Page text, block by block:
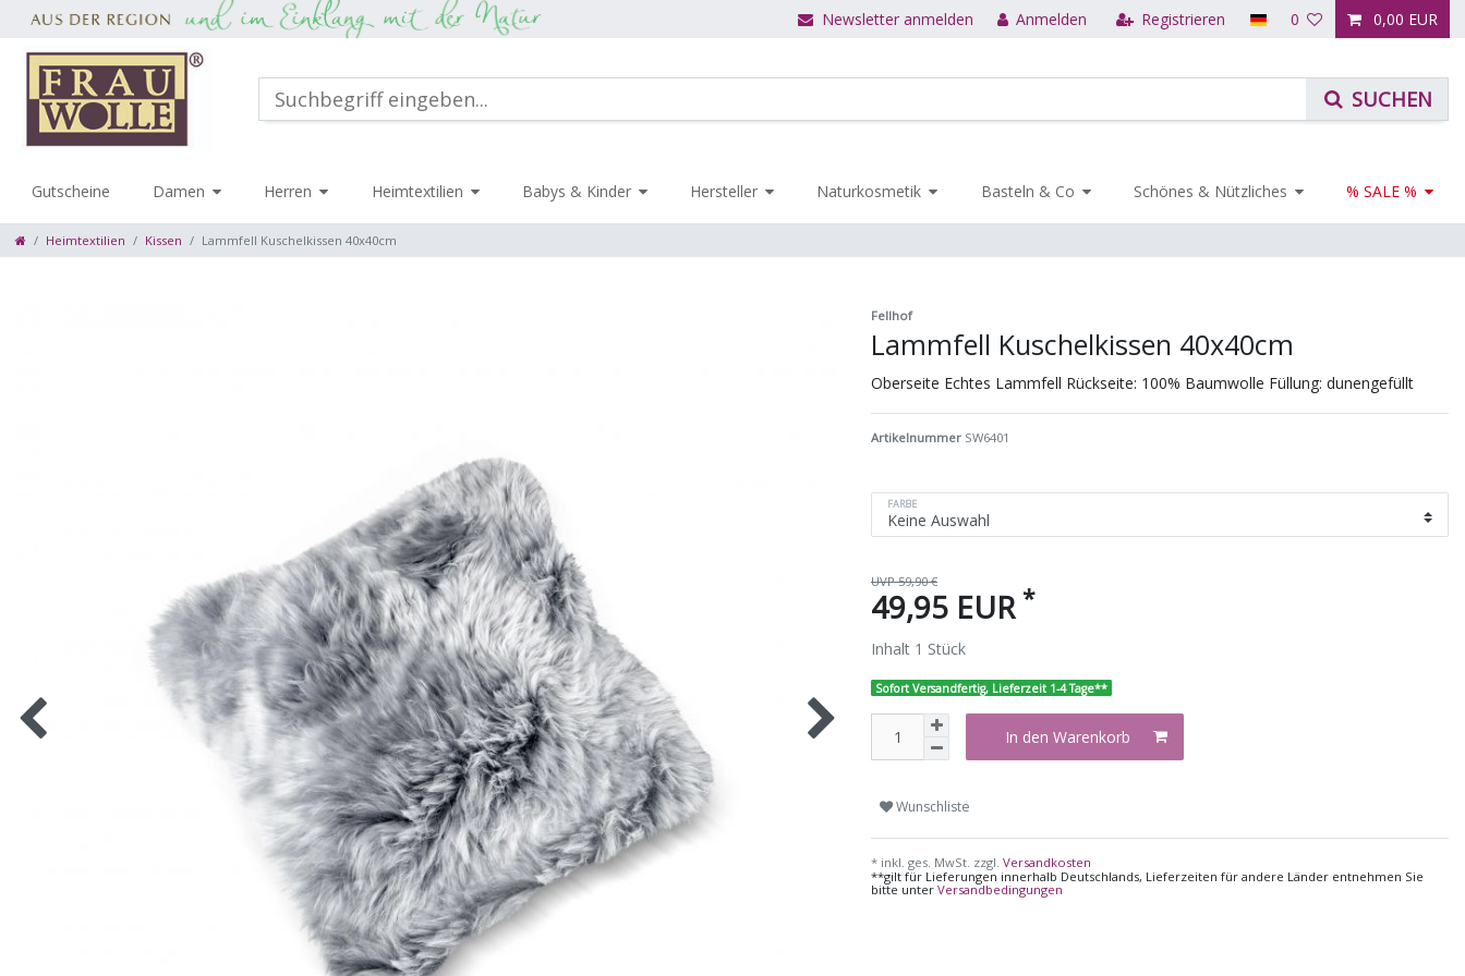
Newsletter anmelden Anmelden Registrieren 0 0,00 EUR
Gutscheine Damen Herren Heimtextilien Babys & Kinder Hersteller Naturkosmetik Basteln & Co Schönes & Nützliches % SALE %
Heimtextilien Kissen Lammfell Kuschelkissen 40x40cm
Fellhof
Lammfell Kuschelkissen 40x40cm
Oberseite Echtes Lammfell Rückseite: 100% Baumwolle Füllung: dunengefüllt
Artikelnummer SW6401
FARBE
UVP 59,90 €
49,95 EUR *
Inhalt 1 Stück
Sofort Versandfertig, Lieferzeit 1-4 Tage**
In den Warenkorb
Wunschliste
* inkl. ges. MwSt. zzgl. Versandkosten
**gilt für Lieferungen innerhalb Deutschlands, Lieferzeiten für andere Länder entnehmen Sie
bitte unter Versandbedingungen